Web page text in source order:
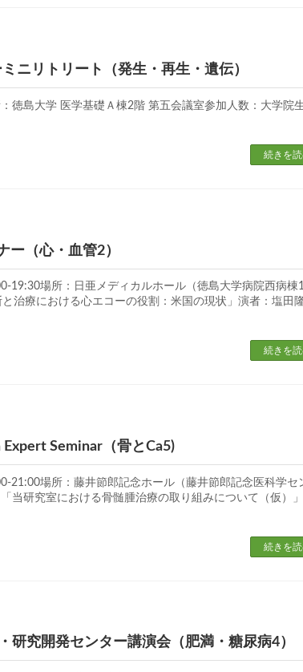
ニリトリート（発生・再生・遺伝）
徳島大学 医学基礎Ａ棟2階 第五会議室参加人数：大学院
続きを
ー（心・血管2）
19:30場所：日亜メディカルホール（徳島大学病院西病棟
治療における心エコーの役割：米国の現状」演者：塩田
続きを
Seminar（骨とCa5)
21:00場所：藤井節郎記念ホール（藤井節郎記念医科学セ
当研究室における骨髄腫治療の取り組みについて（仮）
続きを
研究開発センター講演会（肥満・糖尿病4）